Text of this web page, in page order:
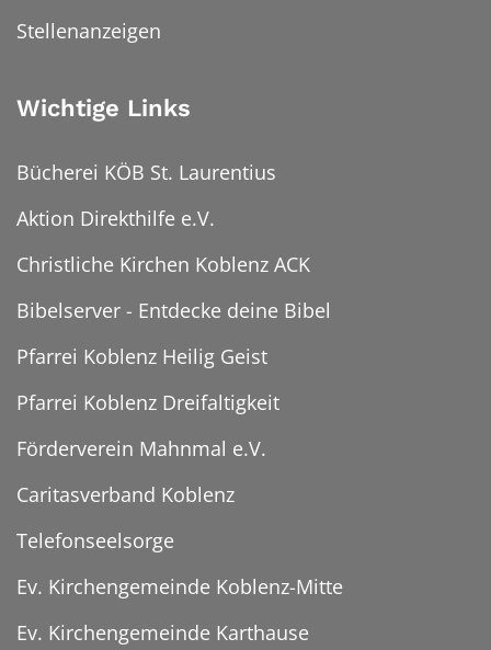
Stellenanzeigen
Wichtige Links
Bücherei KÖB St. Laurentius
Aktion Direkthilfe e.V.
Christliche Kirchen Koblenz ACK
Bibelserver - Entdecke deine Bibel
Pfarrei Koblenz Heilig Geist
Pfarrei Koblenz Dreifaltigkeit
Förderverein Mahnmal e.V.
Caritasverband Koblenz
Telefonseelsorge
Ev. Kirchengemeinde Koblenz-Mitte
Ev. Kirchengemeinde Karthause